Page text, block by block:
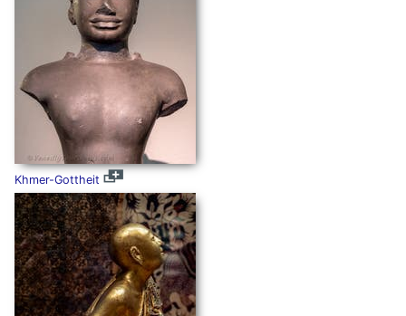
Khmer-Gottheit